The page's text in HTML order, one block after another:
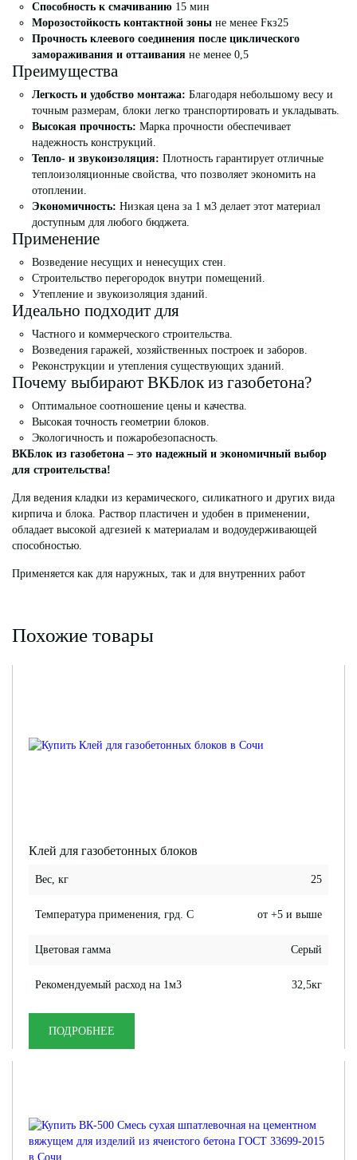
Способность к смачиванию 15 мин
Морозостойкость контактной зоны не менее Fкз25
Прочность клеевого соединения после циклического
замораживания и оттаивания не менее 0,5
Преимущества
Легкость и удобство монтажа: Благодаря небольшому весу и
точным размерам, блоки легко транспортировать и укладывать.
Высокая прочность: Марка прочности обеспечивает
надежность конструкций.
Тепло- и звукоизоляция: Плотность гарантирует отличные
теплоизоляционные свойства, что позволяет экономить на
отоплении.
Экономичность: Низкая цена за 1 м3 делает этот материал
доступным для любого бюджета.
Применение
Возведение несущих и ненесущих стен.
Строительство перегородок внутри помещений.
Утепление и звукоизоляция зданий.
Идеально подходит для
Частного и коммерческого строительства.
Возведения гаражей, хозяйственных построек и заборов.
Реконструкции и утепления существующих зданий.
Почему выбирают ВКБлок из газобетона?
Оптимальное соотношение цены и качества.
Высокая точность геометрии блоков.
Экологичность и пожаробезопасность.
ВКБлок из газобетона – это надежный и экономичный выбор
для строительства!
Для ведения кладки из керамического, силикатного и других вида
кирпича и блока. Раствор пластичен и удобен в применении,
обладает высокой адгезией к материалам и водоудерживающей
способностью.
Применяется как для наружных, так и для внутренних работ
Похожие товары
Клей для газобетонных блоков
Вес, кг 25
Температура применения, грд. С от +5 и выше
Цветовая гамма Серый
Рекомендуемый расход на 1м3 32,5кг
ПОДРОБНЕЕ